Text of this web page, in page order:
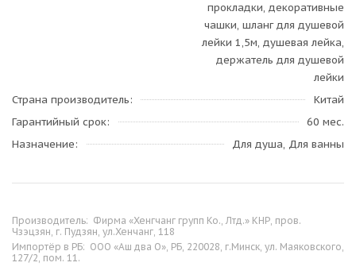
прокладки, декоративные
чашки, шланг для душевой
лейки 1,5м, душевая лейка,
держатель для душевой
лейки
Страна производитель
Китай
Гарантийный срок
60 мес.
Назначение
Для душа, Для ванны
Производитель: Фирма «Хенгчанг групп Ко., Лтд.» КНР, пров.
Чзэцзян, г. Пудзян, ул.Хенчанг, 118
Импортёр в РБ: ООО «Аш два О», РБ, 220028, г.Минск, ул. Маяковского,
127/2, пом. 11.